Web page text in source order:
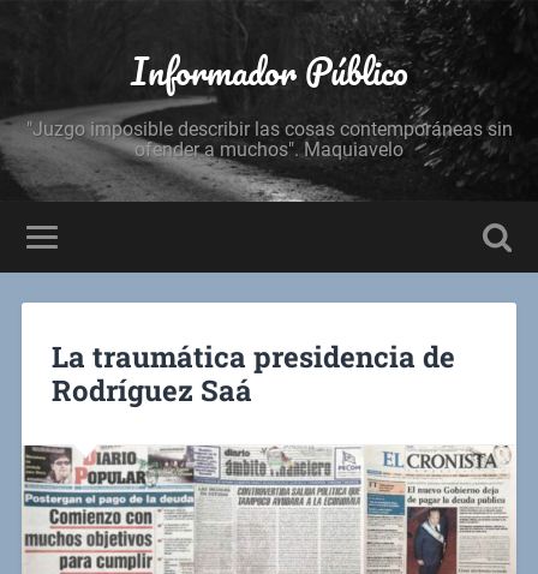
Informador Público
"Juzgo imposible describir las cosas contemporáneas sin
ofender a muchos". Maquiavelo
La traumática presidencia de
Rodríguez Saá